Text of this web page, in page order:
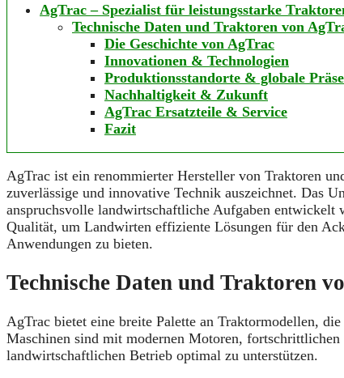
AgTrac – Spezialist für leistungsstarke
Technische Daten und Traktoren von
Die Geschichte von AgTrac
Innovationen & Technologien
Produktionsstandorte & globale
Nachhaltigkeit & Zukunft
AgTrac Ersatzteile & Service
Fazit
AgTrac ist ein renommierter Hersteller von Traktoren
zuverlässige und innovative Technik auszeichnet. Das
anspruchsvolle landwirtschaftliche Aufgaben
Qualität, um Landwirten effiziente Lösungen für den
Anwendungen zu bieten.
Technische Daten und Traktoren
AgTrac bietet eine breite Palette an Traktormodellen,
Maschinen sind mit modernen Motoren,
landwirtschaftlichen Betrieb optimal zu unterstützen.